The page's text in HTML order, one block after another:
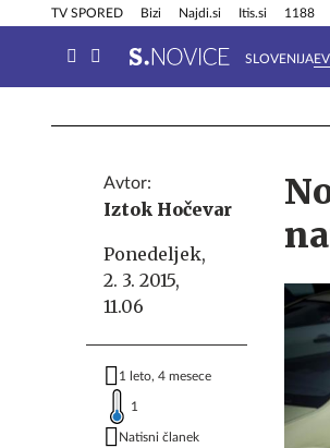
TV SPORED Bizi Najdi.si Itis.si 1188
SLOVENIJA
Info in obvestila
Avtor:
Iztok Hočevar
Ponedeljek,
2. 3. 2015,
11.06
1 leto, 4 mesece
1
Natisni članek